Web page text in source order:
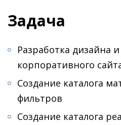
Задача
Разработка дизайна
корпоративного
Создание каталога
фильтров
Создание каталога